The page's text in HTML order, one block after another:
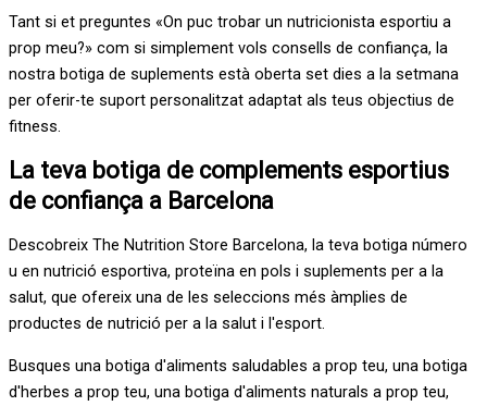
Tant si et preguntes «On puc trobar un nutricionista esportiu a
prop meu?» com si simplement vols consells de confiança, la
nostra botiga de suplements està oberta set dies a la setmana
per oferir-te suport personalitzat adaptat als teus objectius de
fitness.
La teva botiga de complements esportius
de confiança a Barcelona
Descobreix The Nutrition Store Barcelona, la teva botiga número
u en nutrició esportiva, proteïna en pols i suplements per a la
salut, que ofereix una de les seleccions més àmplies de
productes de nutrició per a la salut i l'esport.
Busques una botiga d'aliments saludables a prop teu, una botiga
d'herbes a prop teu, una botiga d'aliments naturals a prop teu,